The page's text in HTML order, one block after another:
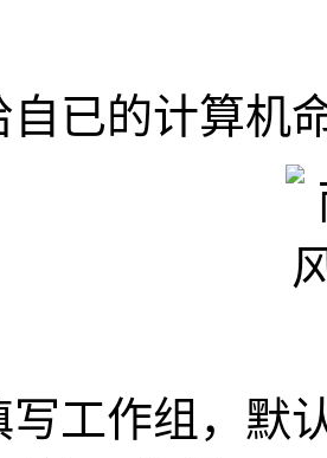
已的计算机
作组，默认